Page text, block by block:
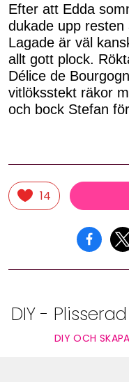
Efter att Edda
dukade upp
Lagade är väl
allt gott plock.
Délice de
vitlöksstekt räkor
och bock Stefan
14
DIY -
DIY OCH